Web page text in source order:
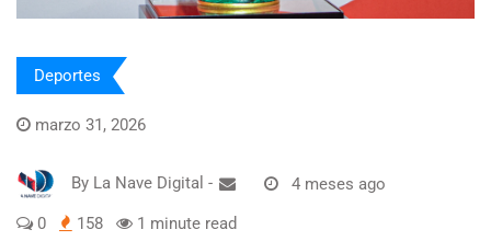
Deportes
marzo 31, 2026
By La Nave Digital - 4 meses ago
0 158 1 minute read